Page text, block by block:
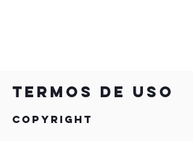
termos de uso
Copyright